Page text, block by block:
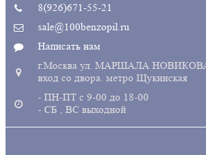
8(926)671-55-21
sale@100benzopil.ru
Написать нам
г.Москва ул. МАРШАЛА НОВИКОВА
вход со двора. метро Щукинская
- ПН-ПТ с 9-00 до 18-00
- СБ , ВС выходной